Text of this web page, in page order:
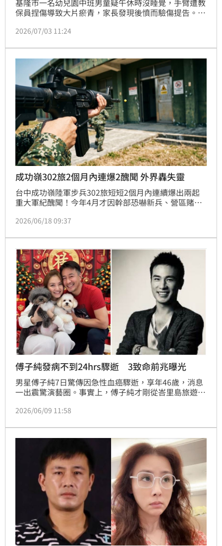
基隆市一名幼兒園中班男童疑午休時沒睡覺，手臂遭教
保員捏傷導致大片瘀青，家長發現後憤而驗傷提告。市
依法各裁罰40萬元，終身不得擔任教保服務人員；負責
年。
2026/07/03 11:24
成功嶺302旅2個月內連爆2醜聞 外界轟失靈
台中成功嶺陸軍步兵302旅短短2個月內連續爆出兩起
重大軍紀醜聞！今年4月才因幹部恐嚇新兵、營區賭博
聲浪未息，如今302旅又再度出包！一名張姓中士疑似
體出現瘀青。陸軍第十軍團獲報後已展開調查，全案主
動函送憲兵隊依法偵辦，外界痛批，同一支部隊連續出
事，改善措施根本形同虛設。
2026/06/18 09:37
傅子純發病不到24hrs驟逝 3致命前兆曝光
男星傅子純7日驚傳因急性血癌驟逝，享年46歲，消息
一出震驚演藝圈。事實上，傅子純才剛從峇里島旅遊返
不僅按摩後冒出「大片瘀青」遲遲不退，返台後又因牙
病情在短短數小時內急轉直下，令人不勝唏噓。
2026/06/09 11:58